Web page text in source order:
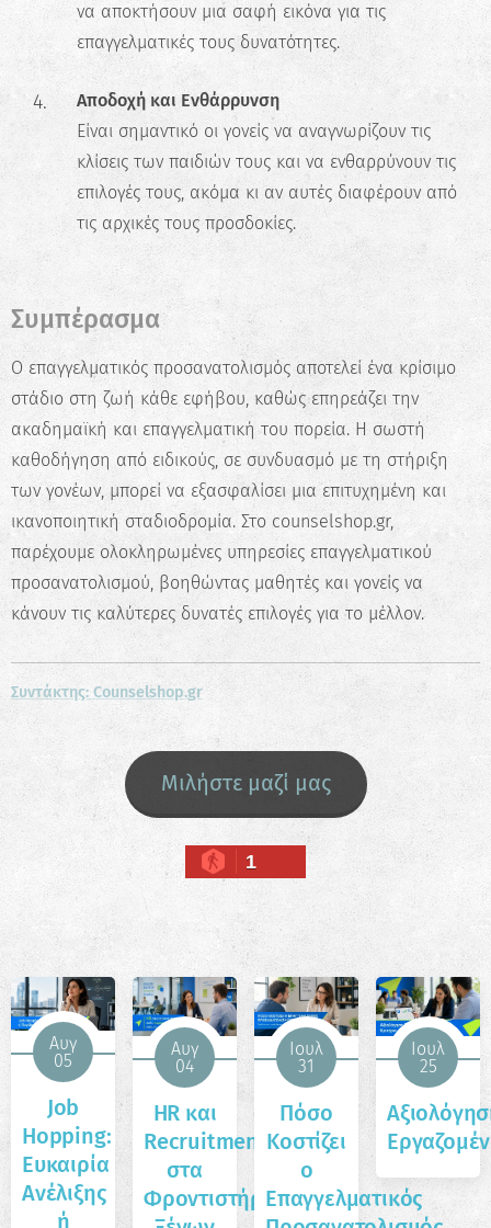
να αποκτήσουν μια σαφή εικόνα για τις
επαγγελματικές τους δυνατότητες.
Αποδοχή και Ενθάρρυνση
Είναι σημαντικό οι γονείς να αναγνωρίζουν τις
κλίσεις των παιδιών τους και να ενθαρρύνουν τις
επιλογές τους, ακόμα κι αν αυτές διαφέρουν από
τις αρχικές τους προσδοκίες.
Συμπέρασμα
Ο επαγγελματικός προσανατολισμός αποτελεί ένα κρίσιμο
στάδιο στη ζωή κάθε εφήβου, καθώς επηρεάζει την
ακαδημαϊκή και επαγγελματική του πορεία. Η σωστή
καθοδήγηση από ειδικούς, σε συνδυασμό με τη στήριξη
των γονέων, μπορεί να εξασφαλίσει μια επιτυχημένη και
ικανοποιητική σταδιοδρομία. Στο counselshop.gr,
παρέχουμε ολοκληρωμένες υπηρεσίες επαγγελματικού
προσανατολισμού, βοηθώντας μαθητές και γονείς να
κάνουν τις καλύτερες δυνατές επιλογές για το μέλλον.
Συντάκτης: Counselshop.gr
Μιλήστε μαζί μας
1
Αυγ
05
Job
Hopping:
Ευκαιρία
Ανέλιξης
ή
Αυγ
04
HR και
Recruitment
στα
Φροντιστήρια
Ιουλ
31
Πόσο
Κοστίζει
ο
Επαγγελματικός
Ιουλ
25